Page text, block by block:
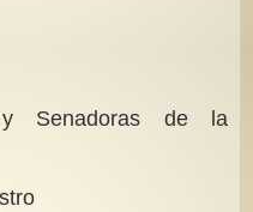
y Senadoras de la